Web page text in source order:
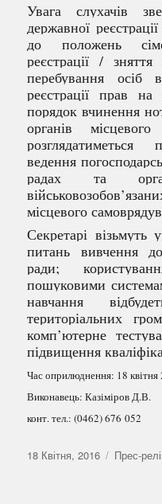
Увага слухачів
державної
до положень
реєстрації /
перебування
реєстраціїправ на
порядок вчинення
органів
розглядатиметься
ведення
радах та
місцевого
Секретарі візьмуть
питань вивчення
ради;
пошуковими
навчання
територіальних
комп’ютерне
підвищення
Час оприлюднення: 18 квітня
Виконавець: Казіміров Д.В.
конт. тел.: (0462) 676 052
Оприлюднено
18 Квітня, 2016 Категорії
Прес-